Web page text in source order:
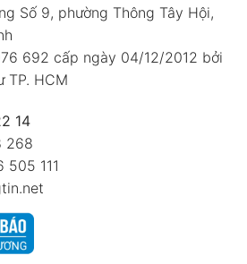
Số 9, phường Thông Tây Hội,
692 cấp ngày 04/12/2012 bởi
TP. HCM
14
268
505 111